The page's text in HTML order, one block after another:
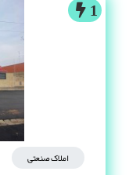
1
املاک صنعتی